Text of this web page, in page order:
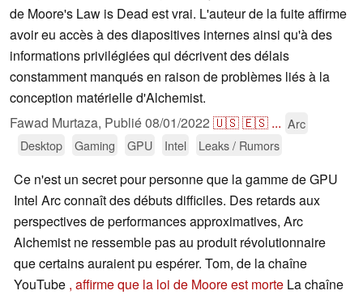
de Moore's Law is Dead est vrai. L'auteur de la fuite affirme
avoir eu accès à des diapositives internes ainsi qu'à des
informations privilégiées qui décrivent des délais
constamment manqués en raison de problèmes liés à la
conception matérielle d'Alchemist.
Fawad Murtaza, Publié08/01/2022 🇺🇸🇪🇸 ... Arc
Desktop
Gaming GPU Intel Leaks / Rumors
Ce n'est un secret pour personne que la gamme de GPU
Intel Arc connaît des débuts difficiles. Des retards aux
perspectives de performances approximatives, Arc
Alchemist ne ressemble pas au produit révolutionnaire
que certains auraient pu espérer. Tom, de la chaîne
YouTube , affirme que la loi de Moore est morte La chaîne